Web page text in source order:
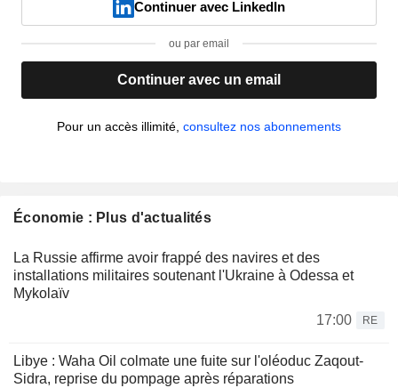
Continuer avec LinkedIn
ou par email
Continuer avec un email
Pour un accès illimité, consultez nos abonnements
Économie : Plus d'actualités
La Russie affirme avoir frappé des navires et des
installations militaires soutenant l'Ukraine à Odessa et
Mykolaïv
17:00
RE
Libye : Waha Oil colmate une fuite sur l'oléoduc Zaqout-
Sidra, reprise du pompage après réparations